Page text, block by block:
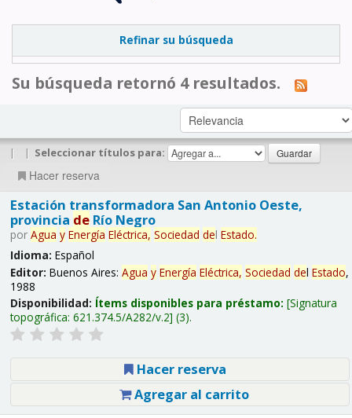
Refinar su búsqueda
Su búsqueda retornó 4 resultados.
| | Seleccionar títulos para:
Hacer reserva
Estación transformadora San Antonio Oeste,
provincia deRío Negro
por Agua y Energía Eléctrica, Sociedad del Estado.
Idioma: Español
Editor: Buenos Aires: Agua y Energía Eléctrica, Sociedad del Estado,
1988
Disponibilidad: Ítems disponibles para préstamo: Signatura
topográfica: 621.374.5/A282/v.2 (3).
Hacer reserva
Agregar al carrito